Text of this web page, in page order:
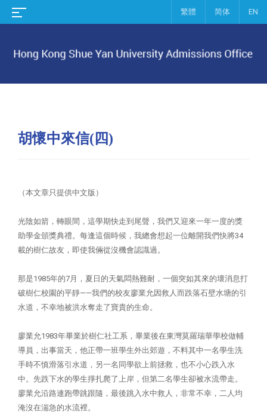
繁體 简体 EN
胡懷中來信(四)
（本文章只提供中文版）
光陰如箭，轉眼間，這學期快走到尾聲，我們又迎來一年一度的獎
助學金頒獎典禮。每逢這個時候，我總會想起一位離開我們快將34
載的樹仁故友，即使我倆從沒機會認識過。
那是1985年的7月，夏日的天氣悶熱難耐，一個突如其來的壞消息打
破樹仁校園的平靜——我們的校友廖業允因救人而跌落石壁水塘的引
水道，不幸地被洪水奪走了寶貴的生命。
廖業允1983年畢業於樹仁社工系，畢業後在東灣莫羅瑞華學校做輔
導員，出事當天，他正帶一班學生外出郊遊，不料其中一名學生洗
手時不慎滑落引水道，另一名同學欲上前拯救，也不小心跌入水
中。先跌下水的學生掙扎爬了上岸，但第二名學生卻被水流帶走。
廖業允沿路連跑帶跳跟隨，最後跳入水中救人，非常不幸，二人均
淹沒在湍急的水流裡。